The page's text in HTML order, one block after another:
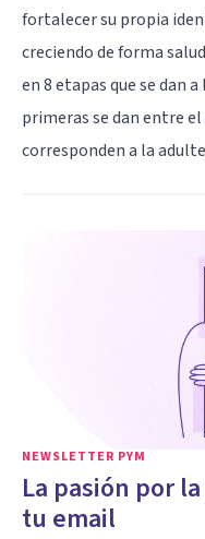
fortalecer su propia
creciendo de forma
en 8 etapas que se dan
primeras se dan entre
corresponden a la
NEWSLETTER PYM
La pasión por
tu email